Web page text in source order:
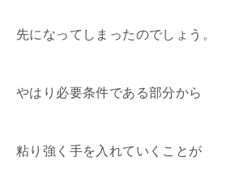
先になってしまったのでしょう。
やはり必要条件である部分から
粘り強く手を入れていくことが